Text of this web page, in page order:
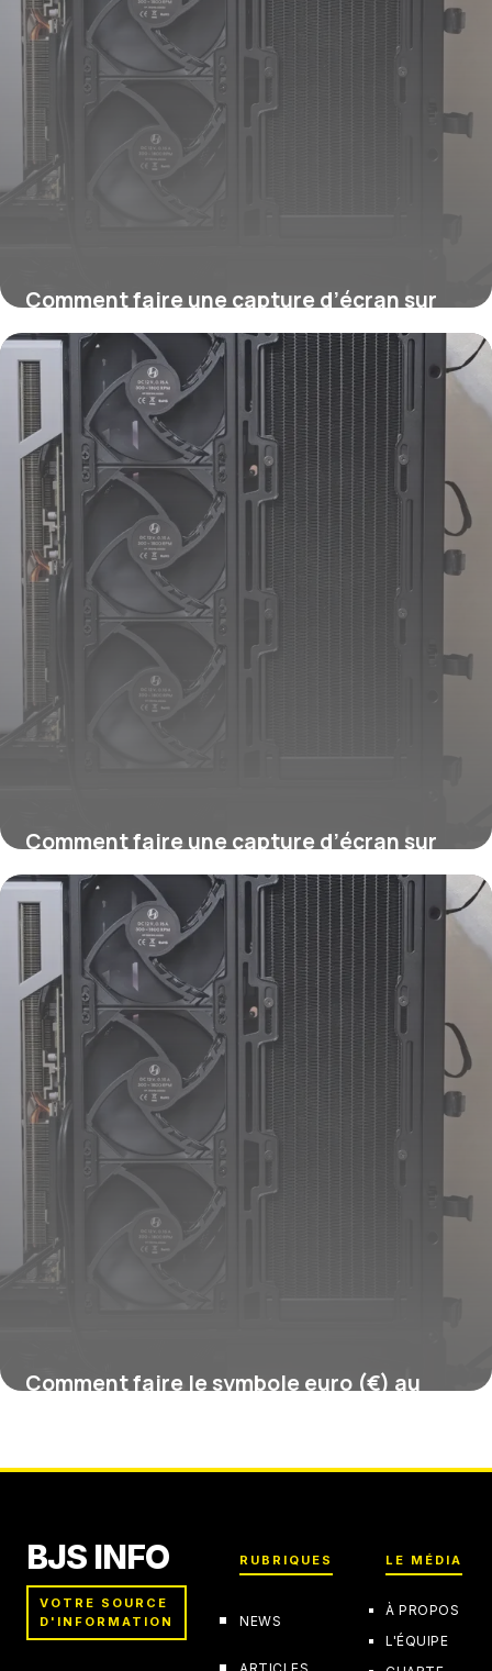
Comment faire une capture d’écran sur
Mac ?
16 juillet 2026
Comment faire une capture d’écran sur
Windows ?
16 juillet 2026
Comment faire le symbole euro (€) au
BJS INFO
VOTRE SOURCE
D'INFORMATION
RUBRIQUES
NEWS
LE MÉDIA
À PROPOS
L'ÉQUIPE